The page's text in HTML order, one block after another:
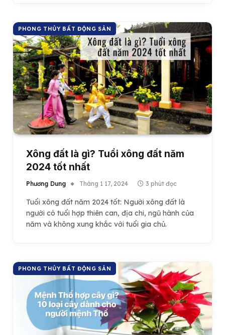
PHONG THỦY BẤT ĐỘNG SẢN
Xông đất là gì? Tuổi xông đất năm
2024 tốt nhất
Phương Dung Tháng 1 17, 2024 3 phút đọc
Tuổi xông đất năm 2024 tốt: Người xông đất là
người có tuổi hợp thiên can, địa chi, ngũ hành của
năm và không xung khắc với tuổi gia chủ.
PHONG THỦY BẤT ĐỘNG SẢN